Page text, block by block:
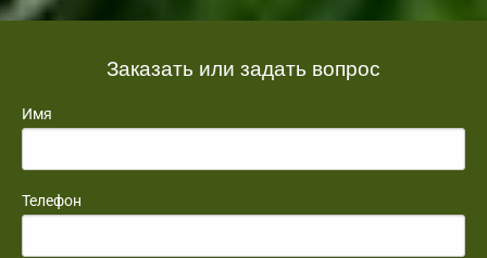
Заказать или задать вопрос
Имя
Телефон